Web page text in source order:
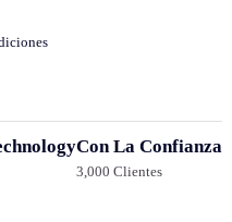
Con La Confianza
3,000 Clientes